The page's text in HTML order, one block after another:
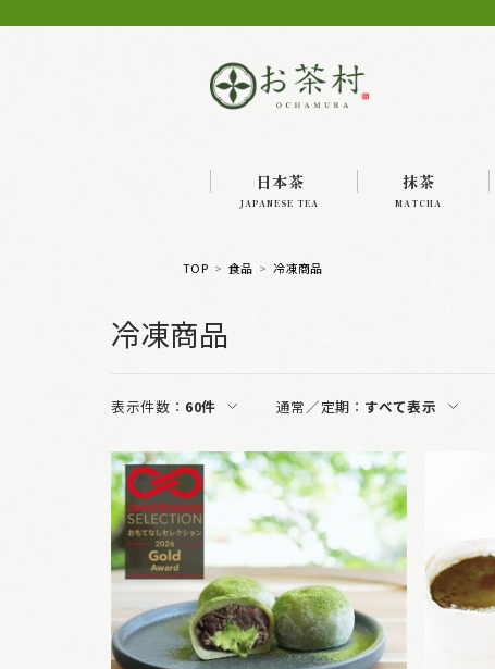
日本茶
JAPANESE TEA
抹茶
MATCHA
TOP 食品 冷凍商品
冷凍商品
表示件数： 60件 通常／定期： すべて表示